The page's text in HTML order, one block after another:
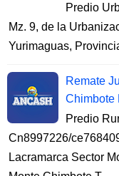
Predio
Mz. 9, de la
Yurimaguas,
Remate
Chimbote
Predio
Cn8997226/
Lacramarca Sector